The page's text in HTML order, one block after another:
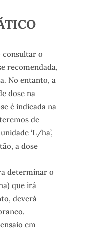
consultar o
recomendada,
No entanto, a
dose na
é indicada na
de
‘L/ha’,
a dose
determinar o
que irá
deverá
em